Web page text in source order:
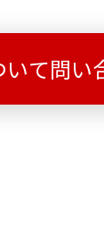
いて問い